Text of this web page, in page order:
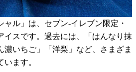
ル」は、セブン-イレブン限定・
イスです。過去には、「はんなり抹
濃いちご」「洋梨」など、さまざま
ます。